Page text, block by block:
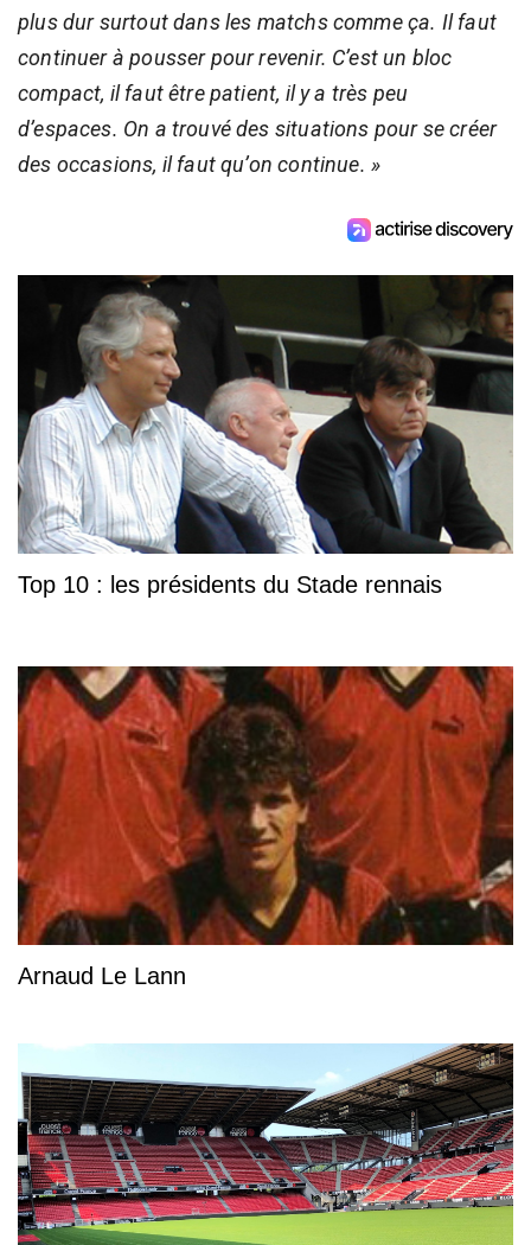
plus dur surtout dans les matchs comme ça. Il faut
continuer à pousser pour revenir. C’est un bloc
compact, il faut être patient, il y a très peu
d’espaces. On a trouvé des situations pour se créer
des occasions, il faut qu’on continue. »
Top 10 : les présidents du Stade rennais
Arnaud Le Lann